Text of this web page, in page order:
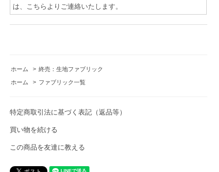
は、こちらよりご連絡いたします。
ホーム > 終売：生地ファブリック
ホーム
> ファブリック一覧
特定商取引法に基づく表記（返品等）
買い物を続ける
この商品を友達に教える